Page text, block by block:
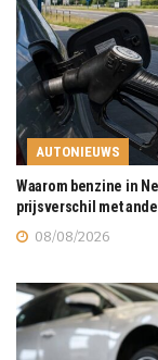
AUTONIEUWS
Waarom benzine in
prijsverschil met
08/08/2026